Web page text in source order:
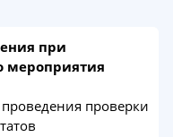
при
мероприятия
проверки